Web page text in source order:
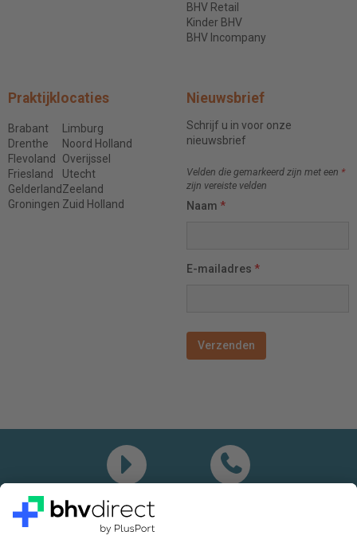
BHV Retail
Kinder BHV
BHV Incompany
Praktijklocaties
Brabant
Drenthe
Flevoland
Friesland
Gelderland
Groningen
Limburg
Noord Holland
Overijssel
Utecht
Zeeland
Zuid Holland
Nieuwsbrief
Schrijf u in voor onze
nieuwsbrief
Velden die gemarkeerd zijn met een *
zijn vereiste velden
Naam *
E-mailadres *
Demo